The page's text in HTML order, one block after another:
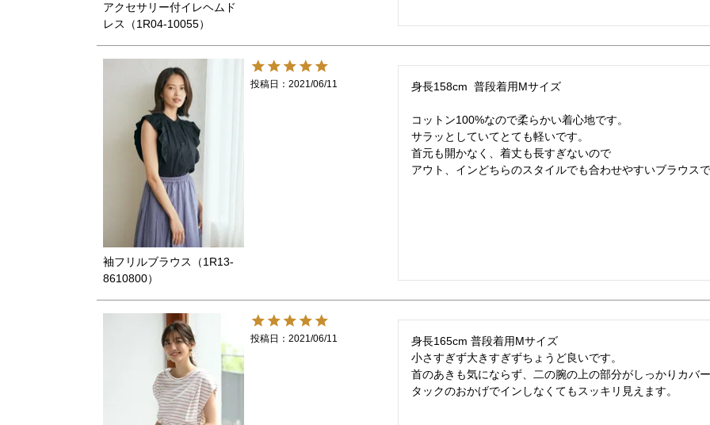
アクセサリー付イレヘムド
レス（1R04-10055）
袖フリルブラウス（1R13-
8610800）
投稿日 2021/06/11 身長158cm  普段着用Mサイズ
コットン100%なので柔らかい着心地です。
サラッとしていてとても軽いです。
首元も開かなく、着丈も長すぎないので
アウト、インどちらのスタイルでも合わせやすいブラウス
投稿日 2021/06/11
身長165cm 普段着用Mサイズ
小さすぎず大きすぎずちょうど良いです。
首のあきも気にならず、二の腕の上の部分がしっかりカバ
タックのおかげでインしなくてもスッキリ見えます。